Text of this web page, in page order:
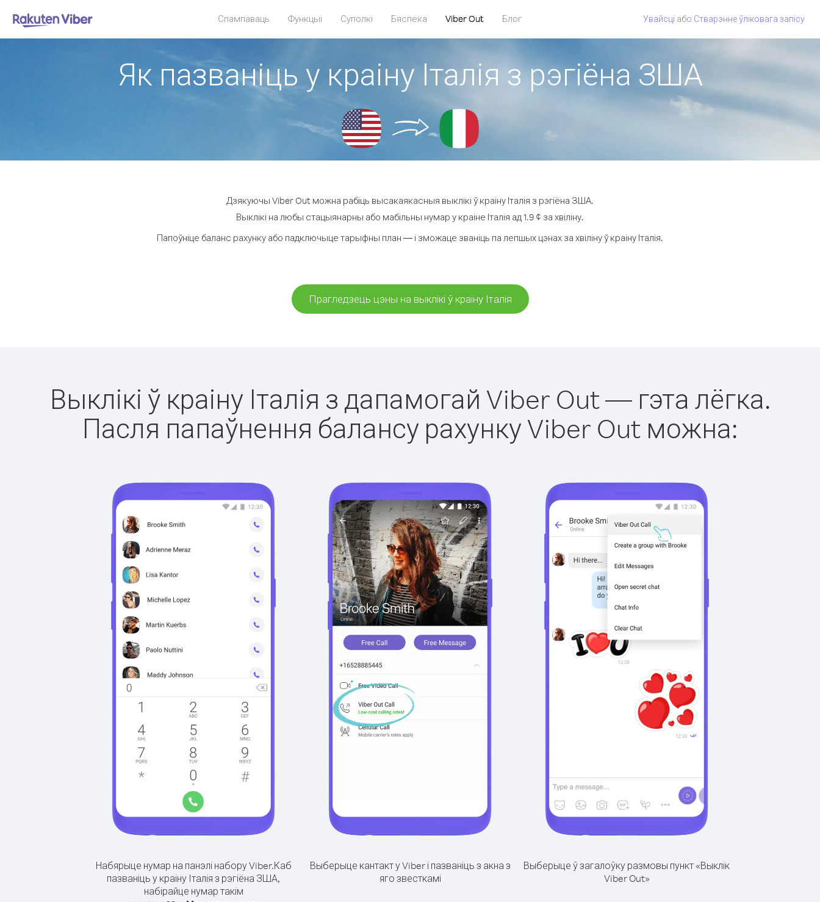
Спампаваць Функцыі Суполкі Бяспека Viber Out Блог Увайсці або Стварэнне ўліковага запісу
Як пазваніць у краіну Італія з рэгіёна ЗША
Дзякуючы Viber Out можна рабіць высакаякасныя выклікі ў краіну Італія з рэгіёна ЗША.
Выклікі на любы стацыянарны або мабільны нумар у краіне Італія ад 1.9 ¢ за хвіліну.
Папоўніце баланс рахунку або падключыце тарыфны план — і зможаце званіць па лепшых цэнах за хвіліну ў краіну Італія.
Прагледзець цэны на выклікі ў краіну Італія
Выклікі ў краіну Італія з дапамогай Viber Out — гэта лёгка.
Пасля папаўнення балансу рахунку Viber Out можна:
Набярыце нумар на панэлі набору Viber.Каб
пазваніць у краіну Італія з рэгіёна ЗША,
набірайце нумар такім
Выберыце кантакт у Viber і пазваніць з акна з
яго звесткамі
Выберыце ў загалоўку размовы пункт «Выклік
Viber Out»